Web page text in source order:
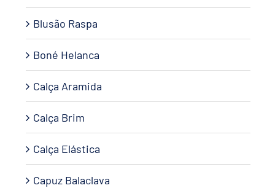
Blusão Raspa
Boné Helanca
Calça Aramida
Calça Brim
Calça Elástica
Capuz Balaclava